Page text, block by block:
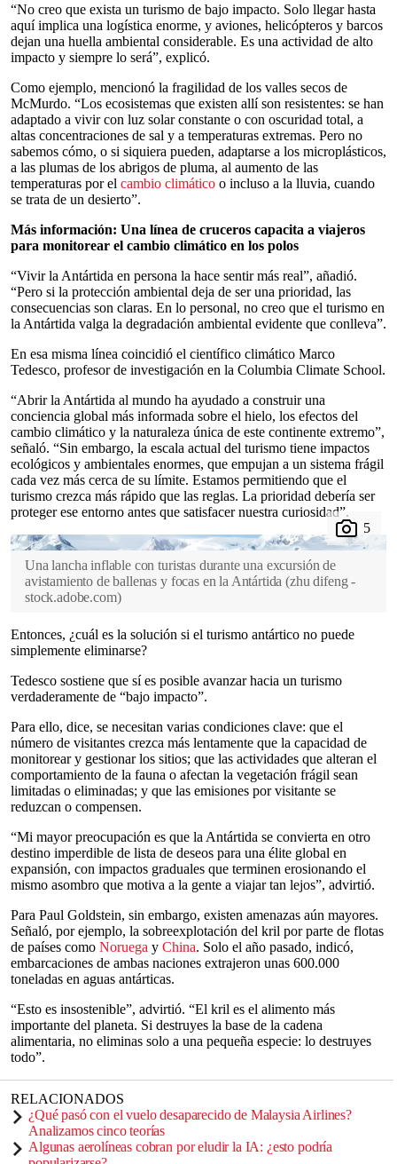
“No creo que exista un turismo de bajo impacto. Solo llegar hasta
aquí implica una logística enorme, y aviones, helicópteros y barcos
dejan una huella ambiental considerable. Es una actividad de alto
impacto y siempre lo será”, explicó.
Como ejemplo, mencionó la fragilidad de los valles secos de
McMurdo. “Los ecosistemas que existen allí son resistentes: se han
adaptado a vivir con luz solar constante o con oscuridad total, a
altas concentraciones de sal y a temperaturas extremas. Pero no
sabemos cómo, o si siquiera pueden, adaptarse a los microplásticos,
a las plumas de los abrigos de pluma, al aumento de las
temperaturas por el cambio climático o incluso a la lluvia, cuando
se trata de un desierto”.
Más información: Una línea de cruceros capacita a viajeros
para monitorear el cambio climático en los polos
“Vivir la Antártida en persona la hace sentir más real”, añadió.
“Pero si la protección ambiental deja de ser una prioridad, las
consecuencias son claras. En lo personal, no creo que el turismo en
la Antártida valga la degradación ambiental evidente que conlleva”.
En esa misma línea coincidió el científico climático Marco
Tedesco, profesor de investigación en la Columbia Climate School.
“Abrir la Antártida al mundo ha ayudado a construir una
conciencia global más informada sobre el hielo, los efectos del
cambio climático y la naturaleza única de este continente extremo”,
señaló. “Sin embargo, la escala actual del turismo tiene impactos
ecológicos y ambientales enormes, que empujan a un sistema frágil
cada vez más cerca de su límite. Estamos permitiendo que el
turismo crezca más rápido que las reglas. La prioridad debería ser
proteger ese entorno antes que satisfacer nuestra curiosidad”.
Una lancha inflable con turistas durante una excursión de
avistamiento de ballenas y focas en la Antártida (zhu difeng -
stock.adobe.com)
Entonces, ¿cuál es la solución si el turismo antártico no puede
simplemente eliminarse?
Tedesco sostiene que sí es posible avanzar hacia un turismo
verdaderamente de “bajo impacto”.
Para ello, dice, se necesitan varias condiciones clave: que el
número de visitantes crezca más lentamente que la capacidad de
monitorear y gestionar los sitios; que las actividades que alteran el
comportamiento de la fauna o afectan la vegetación frágil sean
limitadas o eliminadas; y que las emisiones por visitante se
reduzcan o compensen.
“Mi mayor preocupación es que la Antártida se convierta en otro
destino imperdible de lista de deseos para una élite global en
expansión, con impactos graduales que terminen erosionando el
mismo asombro que motiva a la gente a viajar tan lejos”, advirtió.
Para Paul Goldstein, sin embargo, existen amenazas aún mayores.
Señaló, por ejemplo, la sobreexplotación del kril por parte de flotas
de países como Noruega y China. Solo el año pasado, indicó,
embarcaciones de ambas naciones extrajeron unas 600.000
toneladas en aguas antárticas.
“Esto es insostenible”, advirtió. “El kril es el alimento más
importante del planeta. Si destruyes la base de la cadena
alimentaria, no eliminas solo a una pequeña especie: lo destruyes
todo”.
RELACIONADOS
¿Qué pasó con el vuelo desaparecido de Malaysia Airlines?
Analizamos cinco teorías
Algunas aerolíneas cobran por eludir la IA: ¿esto podría